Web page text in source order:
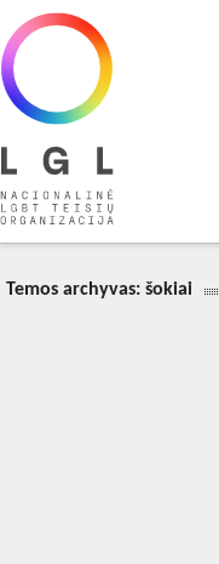
Nacionalinė LGBT teisių
Temos archyvas: šokiai